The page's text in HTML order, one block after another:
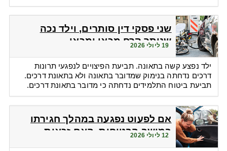
שני פסקי דין סותרים, וילד נכה
שנותר קרח מכאן ומכאן
19 ליולי 2026
ילד נפצע קשה בתאונה. תביעת הפיצויים לנפגעי תרונות
דרכים נדחתה בנימוק שמדובר בתאונה ולא בתאונת דרכים.
תביעת ביטוח התלמידים נדחתה כי מדובר בתאונת דרכים.
אם לפעוט נפגעה במהלך חגירתו
במושב הבטיחות. האם זכאית
12 ליולי 2026